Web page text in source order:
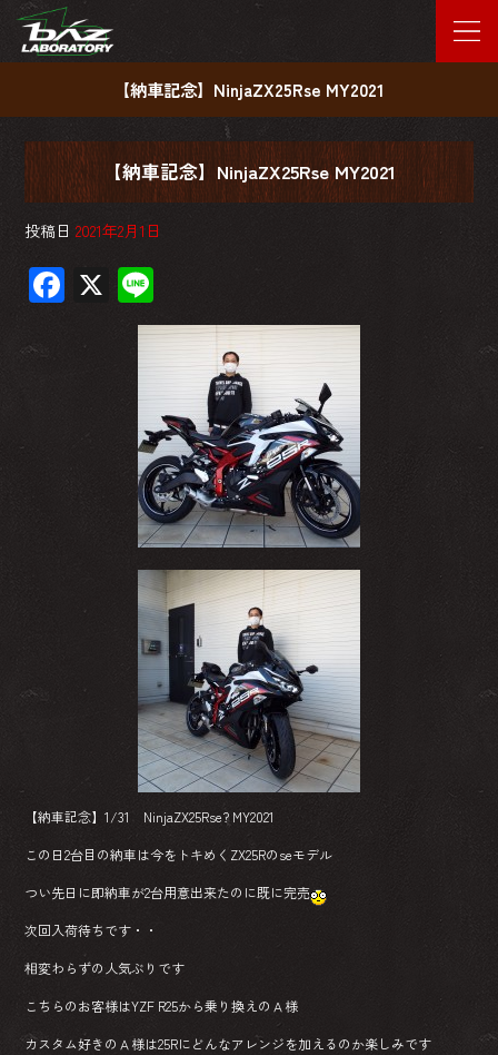
【納車記念】NinjaZX25Rse MY2021
【納車記念】NinjaZX25Rse MY2021
投稿日 2021年2月1日
F X
ne
【納車記念】1/31 NinjaZX25Rse? MY2021
この日2台目の納車は今をトキめくZX25Rのseモデル
つい先日に即納車が2台用意出来たのに既に完売
次回入荷待ちです・・
相変わらずの人気ぶりです
こちらのお客様はYZF R25から乗り換えのＡ様
カスタム好きのＡ様は25Rにどんなアレンジを加えるのか楽しみです